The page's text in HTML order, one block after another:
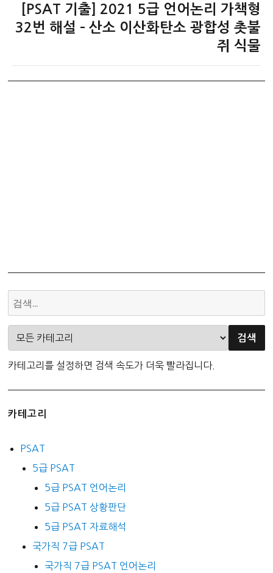
음
[PSAT 기출] 2021 5급 언어논리 가책형
32번 해설 – 산소 이산화탄소 광합성 촛불
쥐 식물
카테고리를 설정하면 검색 속도가 더욱 빨라집니다.
카테고리
PSAT
5급 PSAT
5급 PSAT 언어논리
5급 PSAT 상황판단
5급 PSAT 자료해석
국가직 7급 PSAT
국가직 7급 PSAT 언어논리